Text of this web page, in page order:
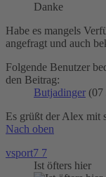
Danke
Habe es mangels
angefragt und auch
Folgende Benutzer
den Beitrag:
Butjadinger (07
Es grüßt der Alex mit
Nach oben
vsport7 7
Ist öfters hier